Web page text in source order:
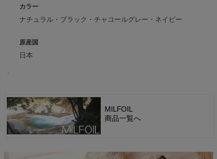
カラー
ナチュラル・ブラック・チャコールグレー・ネイビー
原産国
日本
MILFOIL
商品一覧へ